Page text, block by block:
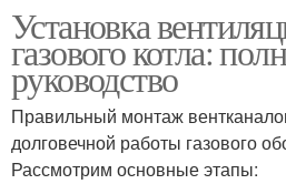
Установка
газового котла:
руководство
Правильный монтаж
долговечной работы газового
Рассмотрим основные этапы: